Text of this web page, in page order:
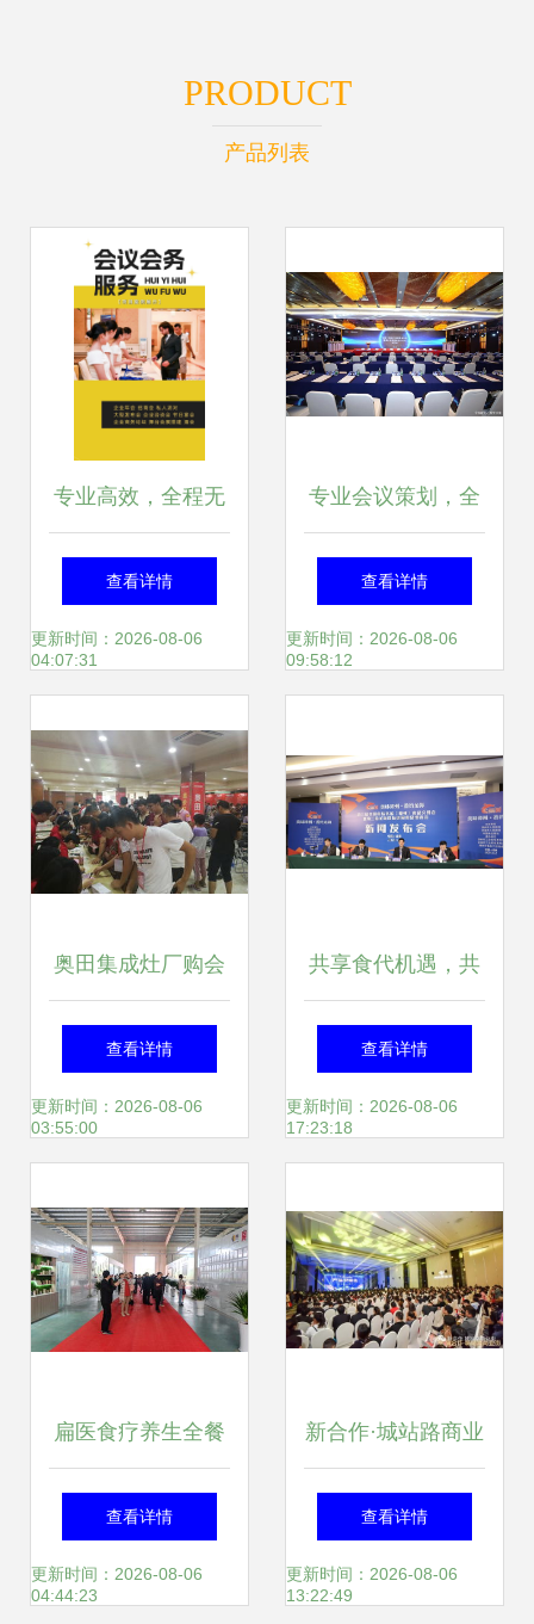
PRODUCT
产品列表
专业高效，全程无
忧 北京会议会务服
务与商业活动策划
查看详情
更新时间：2026-08-06
04:07:31
专业会议策划，全
方位服务打造卓越
体验——成都会议
合优势
查看详情
更新时间：2026-08-06
09:58:12
奥田集成灶厂购会
燃情举办 一场关于
品质与设计的展览
查看详情
更新时间：2026-08-06
03:55:00
共享食代机遇，共
谋产业新篇——聚
焦漳州第三届食品
海国际休闲食品博
览会
查看详情
更新时间：2026-08-06
17:23:18
扁医食疗养生全餐
全国发布会圆满举
行，专业会议服务
查看详情
更新时间：2026-08-06
04:44:23
新合作·城站路商业
街产品说明会圆满
落幕 众商云集 大
查看详情
更新时间：2026-08-06
13:22:49